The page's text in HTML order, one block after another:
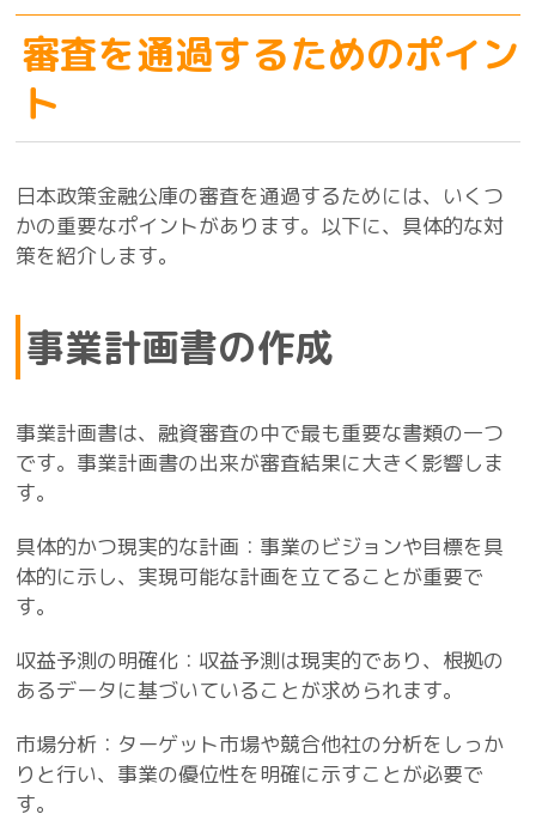
審査を通過するためのポイン
ト
日本政策金融公庫の審査を通過するためには、いくつ
かの重要なポイントがあります。以下に、具体的な対
策を紹介します。
事業計画書の作成
事業計画書は、融資審査の中で最も重要な書類の一つ
です。事業計画書の出来が審査結果に大きく影響しま
す。
具体的かつ現実的な計画：事業のビジョンや目標を具
体的に示し、実現可能な計画を立てることが重要で
す。
収益予測の明確化：収益予測は現実的であり、根拠の
あるデータに基づいていることが求められます。
市場分析：ターゲット市場や競合他社の分析をしっか
りと行い、事業の優位性を明確に示すことが必要で
す。